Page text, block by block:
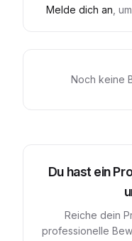
Melde dich an , um
Noch keine
Du hast ein
Reiche dein
professionelle